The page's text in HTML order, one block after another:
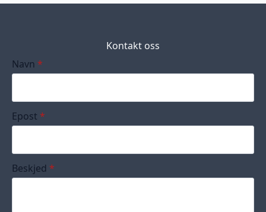
Kontakt oss
Navn *
Epost *
Beskjed *